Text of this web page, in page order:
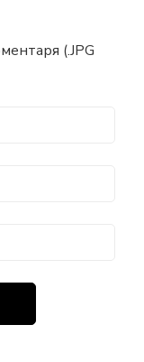
(.JPG